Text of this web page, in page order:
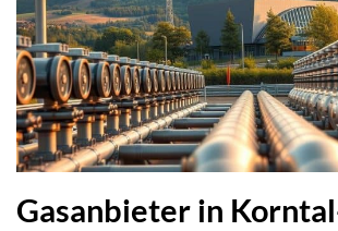
Gasanbieter in